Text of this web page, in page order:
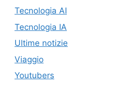
Tecnologia AI
Tecnologia IA
Ultime notizie
Viaggio
Youtubers